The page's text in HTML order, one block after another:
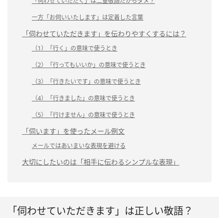
一方「お伺いいたします」は定着した言葉
「伺わせていただきます」を伝わりやすくするには？
（1）「行く」の意味で使うとき
（2）「行ってもいいか」の意味で使うとき
（3）「行きたいです」の意味で使うとき
（4）「行きました」の意味で使うとき
（5）「行けません」の意味で使うとき
「伺います」を使ったメール例文
メールではあいまいな表現を避ける
大切にしたいのは「相手に伝わるシンプルな表現」
「伺わせていただきます」は正しい敬語？